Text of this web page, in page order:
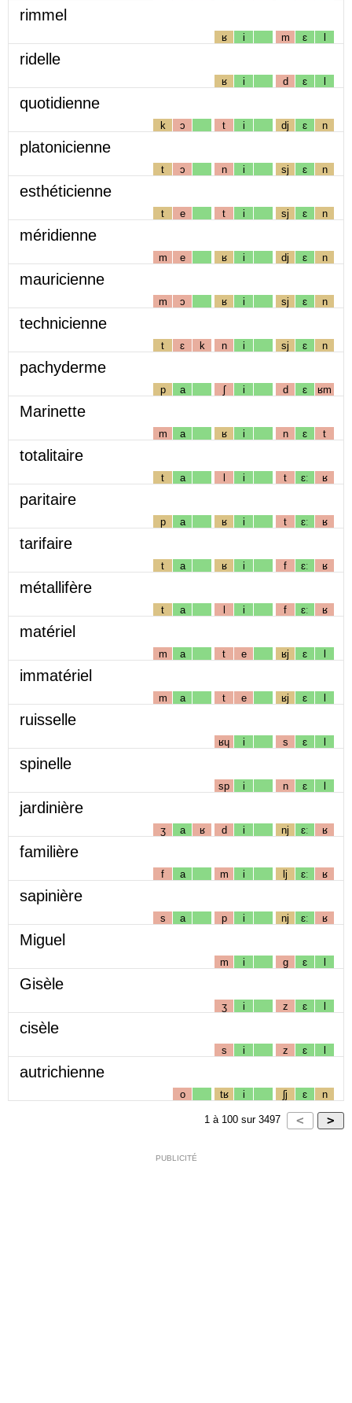
rimmel
ʁ i m ɛ l
ridelle
ʁ i d ɛ l
quotidienne
k ɔ t i dj ɛ n
platonicienne
t ɔ n i sj ɛ n
esthéticienne
t e t i sj ɛ n
méridienne
m e ʁ i dj ɛ n
mauricienne
m ɔ ʁ i sj ɛ n
technicienne
t ɛ k n i sj ɛ n
pachyderme
p a ʃ i d ɛ ʁm
Marinette
m a ʁ i n ɛ t
totalitaire
t a l i t ɛː ʁ
paritaire
p a ʁ i t ɛː ʁ
tarifaire
t a ʁ i f ɛː ʁ
métallifère
t a l i f ɛː ʁ
matériel
m a t e ʁj ɛ l
immatériel
m a t e ʁj ɛ l
ruisselle
ʁɥ i s ɛ l
spinelle
sp i n ɛ l
jardinière
ʒ a ʁ d i nj ɛː ʁ
familière
f a m i lj ɛː ʁ
sapinière
s a p i nj ɛː ʁ
Miguel
m i g ɛ l
Gisèle
ʒ i z ɛ l
cisèle
s i z ɛ l
autrichienne
o tʁ i ʃj ɛ n
1 à 100 sur 3497
PUBLICITÉ